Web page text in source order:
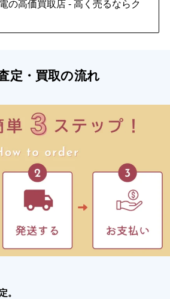
の高価買取店 - 高く売るならク
定・買取の流れ
。